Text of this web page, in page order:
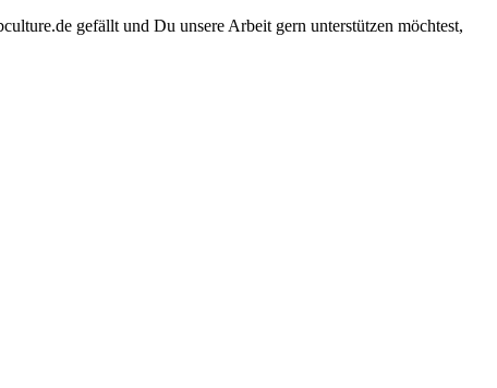
gefällt und Du unsere Arbeit gern unterstützen möchtest,